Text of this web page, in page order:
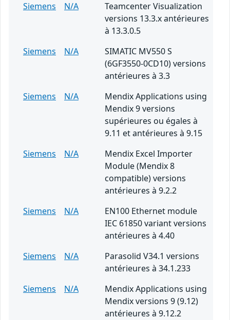
Siemens
N/A
Teamcenter Visualization
versions 13.3.x antérieures
à 13.3.0.5
Siemens
N/A
SIMATIC MV550 S
(6GF3550-0CD10) versions
antérieures à 3.3
Siemens
N/A
Mendix Applications using
Mendix 9 versions
supérieures ou égales à
9.11 et antérieures à 9.15
Siemens
N/A
Mendix Excel Importer
Module (Mendix 8
compatible) versions
antérieures à 9.2.2
Siemens
N/A
EN100 Ethernet module
IEC 61850 variant versions
antérieures à 4.40
Siemens
N/A
Parasolid V34.1 versions
antérieures à 34.1.233
Siemens
N/A
Mendix Applications using
Mendix versions 9 (9.12)
antérieures à 9.12.2